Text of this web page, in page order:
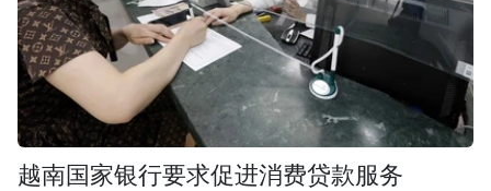
越南国家银行要求促进消费贷款服务